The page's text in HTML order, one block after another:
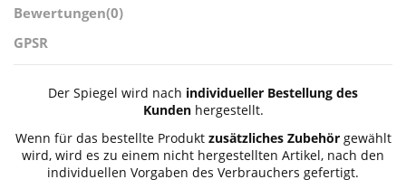
Bewertungen(0)
GPSR
Der Spiegel wird nach individueller Bestellung des
Kundenhergestellt.
Wenn für das bestellte Produkt zusätzliches Zubehörgewählt
wird, wird es zu einem nicht hergestellten Artikel, nach den
individuellen Vorgaben des Verbrauchers gefertigt.